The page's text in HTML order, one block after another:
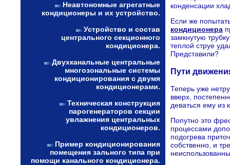
Неавтономные агрегатные
кондиционеры и их устройство.
Устройство и состав
центрального секционного
кондиционера.
Двухканальные центральные
многозональные системы
кондиционирования с двумя
кондиционерами.
Техническая конструкция
парогенераторов секции
увлажнения центральных
кондиционеров.
Пример кондиционирования
помещения зального типа при
помощи канального кондиционера.
конденсации
Если же
кондиционера
замкнутую
теплой струе
Представили?
Пути
Теперь уже
вверх,
деваться ему из
Попутно это
процессами
подогрева
собственно, и